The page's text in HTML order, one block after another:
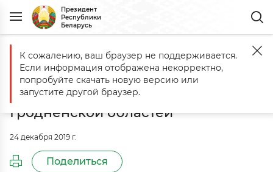
Президент
Республики
Беларусь
Главная События Орденом Матери награждены 70 женщин из
Орденом Матери награждены 70
женщин из Гомельской и
Гродненской областей
24 декабря 2019 г.
Поделиться
К сожалению, ваш браузер не поддерживается.
Если информация отображена некорректно,
попробуйте скачать новую версию или
запустите другой браузер.